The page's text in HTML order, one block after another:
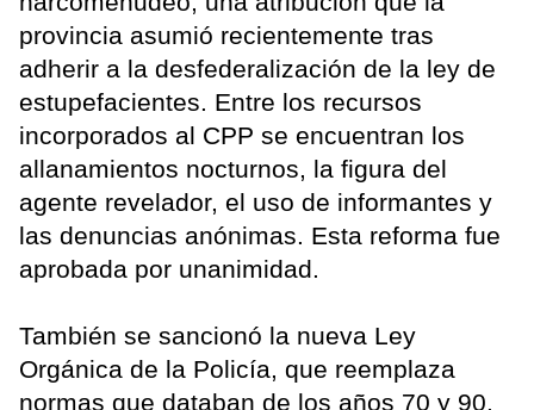
provincia asumió recientemente tras
adherir a la desfederalización de la ley de
estupefacientes. Entre los recursos
incorporados al CPP se encuentran los
allanamientos nocturnos, la figura del
agente revelador, el uso de informantes y
las denuncias anónimas. Esta reforma fue
aprobada por unanimidad.
También se sancionó la nueva Ley
Orgánica de la Policía, que reemplaza
normas que databan de los años 70 y 90.